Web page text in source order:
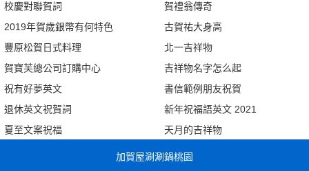
校慶對聯賀詞
2019年賀歲銀幣有何特色
豐原松賀日式料理
賀寶芙總公司訂購中心
祝有好夢英文
退休英文祝賀詞
夏至文案祝福
賀禮翁傳奇
古賀祐大身高
北一吉祥物
吉祥物名字怎么起
書信範例朋友祝賀
新年祝福語英文 2021
天月的吉祥物
加賀屋涮涮鍋桃園